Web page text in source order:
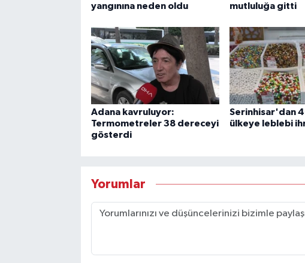
yangınına neden oldu
mutluluğa gitti
Adana kavruluyor:
Termometreler 38 dereceyi
gösterdi
Serinhisar'dan
ülkeye leblebi
Yorumlar